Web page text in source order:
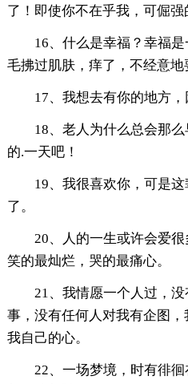
了！即使你不在乎我，可倔强
16、什么是幸福？幸福
毛拂过肌肤，痒了，不经意地
17、我想去有你的地方，
18、老人为什么总会那
的.一天吧！
19、我很喜欢你，可是
了。
20、人的一生或许会爱
笑的最灿烂，哭的最痛心。
21、我情愿一个人过，
事，没有任何人对我有企图
我自己的心。
22、一场梦境，时有徘